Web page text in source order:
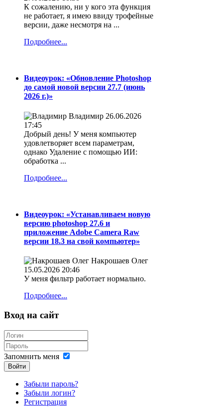
К сожалению, ни у кого эта функция
не работает, я имею ввиду трофейные
версии, даже несмотря на ...
Подробнее...
Видеоурок: «Обновление Photoshop
до самой новой версии 27.7 (июнь
2026 г.)»
Владимир 26.06.2026
17:45
Добрый день! У меня компьютер
удовлетворяет всем параметрам,
однако Удаление с помощью ИИ:
обработка ...
Подробнее...
Видеоурок: «Устанавливаем новую
версию photoshop 27.6 и
приложение Adobe Camera Raw
версии 18.3 на свой компьютер»
Накрошаев Олег
15.05.2026 20:46
У меня фильтр работает нормально.
Подробнее...
Вход на сайт
Запомнить меня
Войти
Забыли пароль?
Забыли логин?
Регистрация